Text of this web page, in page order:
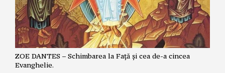
ZOE DANTES – Schimbarea la Față și cea de-a cincea
Evanghelie.